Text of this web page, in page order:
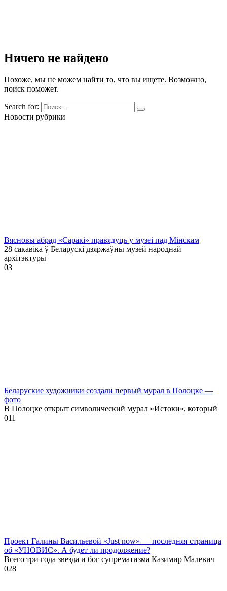
Ничего не найдено
Похоже, мы не можем найти то, что вы ищете. Возможно,
поиск поможет.
Search for:
Новости рубрики
Вясновы абрад «Саракі» правядуць у музеі пад Мінскам
28 сакавіка ў Беларускі дзяржаўны музей народнай
архітэктуры
03
Беларуские художники создали первый мурал в Полоцке —
фото
В Полоцке открыт символический мурал «Истоки», который
011
Проект Галины Васильевой «Just now» — последняя страница
об «УНОВИС». А будет ли продолжение?
Всего три года звезда и бог супрематизма Казимир Малевич
028